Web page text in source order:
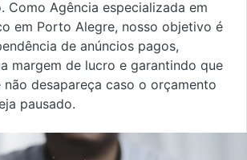
Como Agência especializada em
em Porto Alegre, nosso objetivo é
de anúncios pagos,
margem de lucro e garantindo que
não desapareça caso o orçamento
pausado.